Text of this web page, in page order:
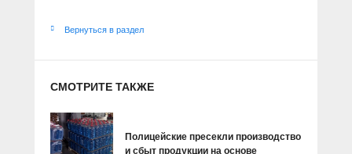
Вернуться в раздел
СМОТРИТЕ ТАКЖЕ
Полицейские пресекли производство
и сбыт продукции на основе